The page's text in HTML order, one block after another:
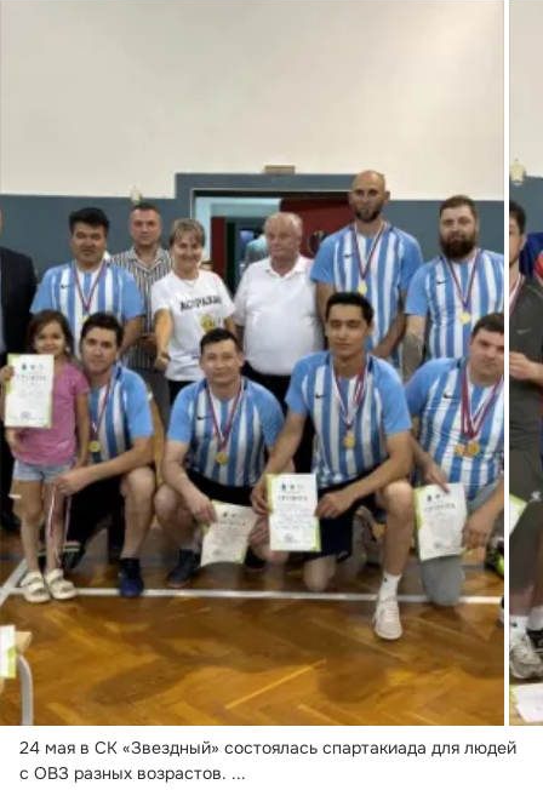
24 мая в СК «Звездный» состоялась спартакиада для людей
с ОВЗ разных возрастов. ...